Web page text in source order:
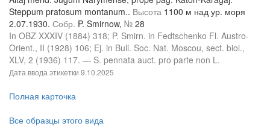
Steppum pratosum montanum.. Высота 1100 м над ур. моря
2.07.1930. Собр. P. Smirnow, № 28
In OBZ XXXIV (1884) 318; P. Smirn. in Fedtschenko Fl. Austro-
Orient., II (1928) 106; Ej. in Bull. Soc. Nat. Moscou, sect. biol.,
XLV, 2 (1936) 117. — S. pennata auct. pro parte non L.
Дата ввода этикетки 9.10.2025
Полная карточка
Все образцы этого вида